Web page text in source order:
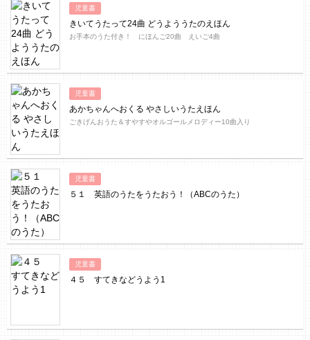
児童書
きいてうたって24曲 どうよううたのえほん
お手本のうた付き！ にほんご20曲 えいご4曲
児童書
あかちゃんへおくる やさしいうたえほん
ごきげんおうた＆すやすやオルゴールメロディー10曲入り
児童書
５１ 英語のうたをうたおう！（ABCのうた）
児童書
４５ すてきなどうよう1